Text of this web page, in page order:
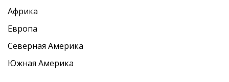
Африка
Европа
Северная Америка
Южная Америка